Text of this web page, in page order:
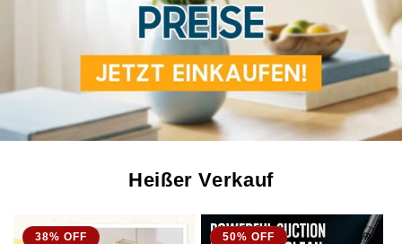
Heißer Verkauf
38% OFF 50% OFF